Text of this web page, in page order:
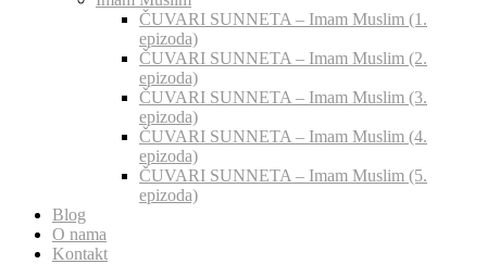
ČUVARI SUNNETA – Imam Muslim (1.
epizoda)
ČUVARI SUNNETA – Imam Muslim (2.
epizoda)
ČUVARI SUNNETA – Imam Muslim (3.
epizoda)
ČUVARI SUNNETA – Imam Muslim (4.
epizoda)
ČUVARI SUNNETA – Imam Muslim (5.
epizoda)
Blog
O nama
Kontakt